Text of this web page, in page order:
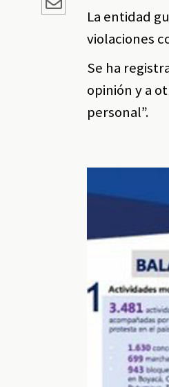
La entidad
violaciones
Se ha
opinión y a
personal”.